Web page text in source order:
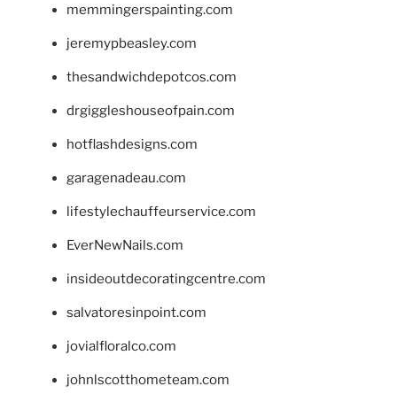
memmingerspainting.com
jeremypbeasley.com
thesandwichdepotcos.com
drgiggleshouseofpain.com
hotflashdesigns.com
garagenadeau.com
lifestylechauffeurservice.com
EverNewNails.com
insideoutdecoratingcentre.com
salvatoresinpoint.com
jovialfloralco.com
johnlscotthometeam.com